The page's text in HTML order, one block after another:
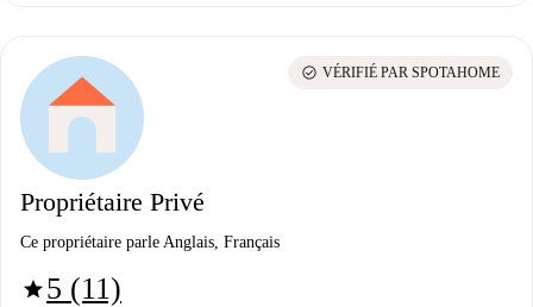
Propriétaire Privé
Ce propriétaire parle Anglais, Français
star5 (11)
check_circle VÉRIFIÉ PAR SPOTAHOME